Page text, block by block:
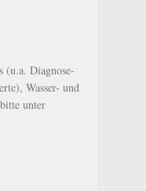
(u.a. Diagnose-
Wasser- und
unter